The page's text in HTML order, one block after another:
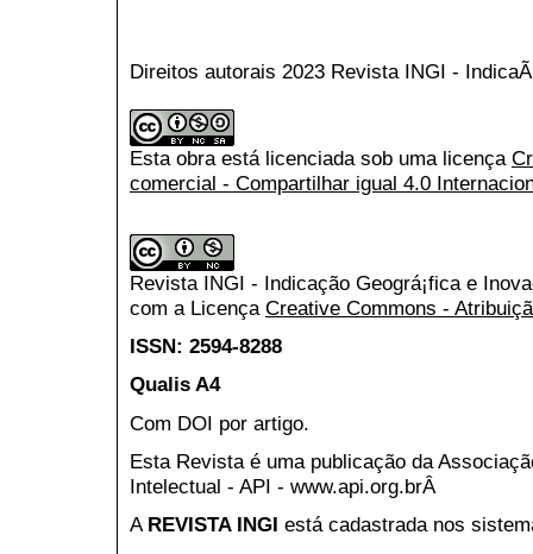
Direitos autorais 2023 Revista INGI -
Esta obra está licenciada sob uma licença
comercial - Compartilhar igual 4.0
Revista INGI - Indicação Geográ¡fica e
com a Licença Creative Commons -
ISSN: 2594-8288
Qualis A4
Com DOI por artigo.
Esta Revista é uma publicação da
Intelectual - API - www.api.org.brÂ
A REVISTA INGI está cadastrada nos